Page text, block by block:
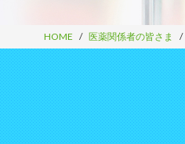
HOME 医薬関係者の皆さま